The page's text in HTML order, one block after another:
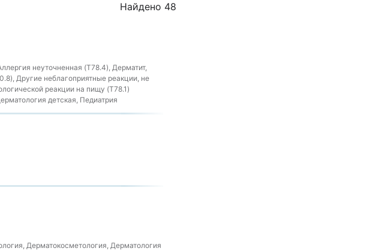
Найдено 48
неуточненная (T78.4), Дерматит,
Другие неблагоприятные реакции, не
реакции на пищу (T78.1)
детская, Педиатрия
Дерматокосметология, Дерматология